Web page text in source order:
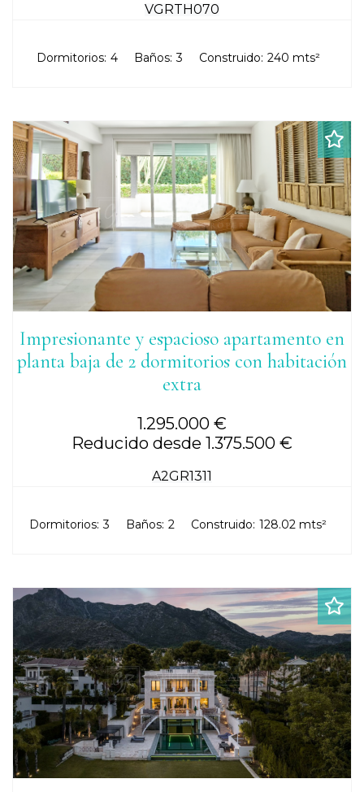
VGRTH070
Dormitorios: 4 Baños: 3 Construido: 240 mts²
1.295.000 €
Reducido desde 1.375.500 €
A2GR1311
Impresionante y espacioso apartamento en
planta baja de 2 dormitorios con habitación
extra
Dormitorios: 3 Baños: 2 Construido: 128.02 mts²